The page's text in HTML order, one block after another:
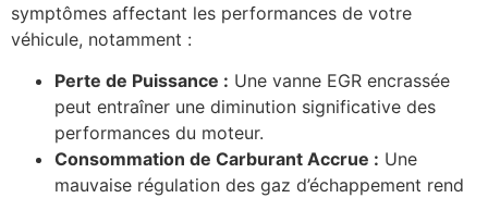
symptômes affectant les performances de votre
véhicule, notamment :
Perte de Puissance : Une vanne EGR encrassée
peut entraîner une diminution significative des
performances du moteur.
Consommation de Carburant Accrue : Une
mauvaise régulation des gaz d’échappement rend